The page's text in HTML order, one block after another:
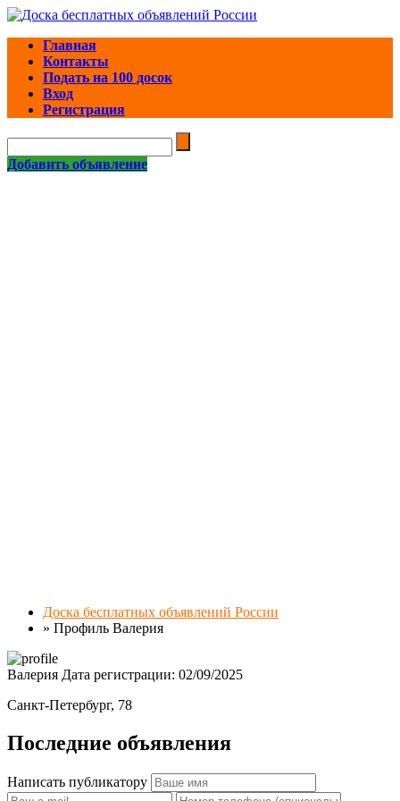
Главная
Контакты
Подать на 100 досок
Вход
Регистрация
Добавить объявление
Доска бесплатных объявлений России
» Профиль Валерия
Валерия Дата регистрации: 02/09/2025
Санкт-Петербург, 78
Последние объявления
Написать публикатору